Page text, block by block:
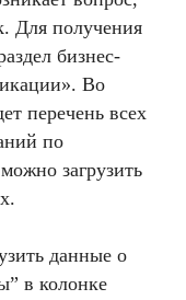
Для получения
бизнес-
Во
перечень всех
по
загрузить
данные о
в колонке